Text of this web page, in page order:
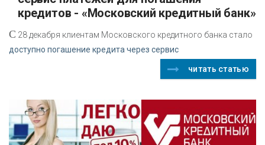
кредитов - «Московский кредитный банк»
C 28 декабря клиентам Московского кредитного банка стало
доступно погашение кредита через сервис
читать статью